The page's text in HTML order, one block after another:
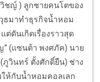
วิชญ์ ) ลูกชายคนโตของ
ธมาทำธุรกิจน้ำหอม
ต่ดันเกิดเรื่องราวสุด
(แซนต้า พงศภัค) นาย
วินทร์ ตั้งศักดิ์ยืน) ช่าง
ห้กับน้ำหอมคอลเลก